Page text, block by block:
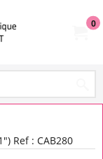
0
Ref : CAB280